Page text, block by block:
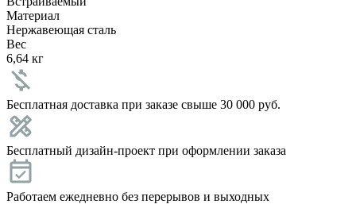
Материал
Нержавеющая сталь
Вес
6,64 кг
Бесплатная доставка при заказе свыше 30 000 руб.
Бесплатный дизайн-проект при оформлении заказа
Работаем ежедневно без перерывов и выходных